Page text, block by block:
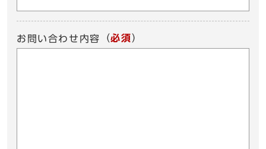
お問い合わせ内容 （必須）